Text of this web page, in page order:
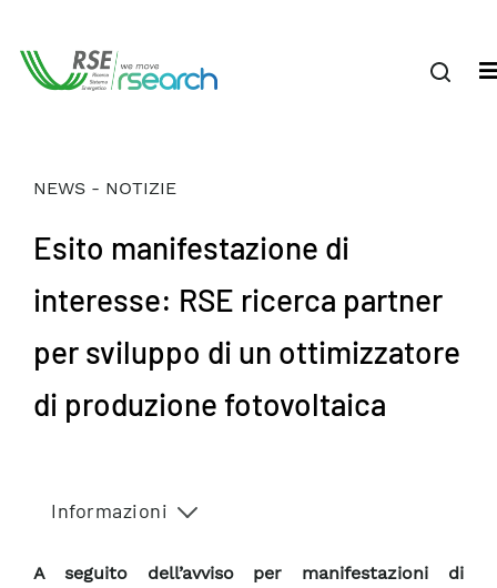
NEWS - NOTIZIE
Esito manifestazione di
interesse: RSE ricerca partner
per sviluppo di un ottimizzatore
di produzione fotovoltaica
Informazioni
A seguito dell’avviso per manifestazioni di